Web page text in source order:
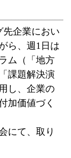
先企業におい
ら、週1日は
ム（「地方
課題解決演
し、企業の
加価値づく
にて、取り